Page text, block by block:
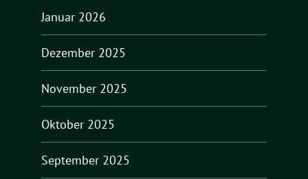
Januar 2026
Dezember 2025
November 2025
Oktober 2025
September 2025